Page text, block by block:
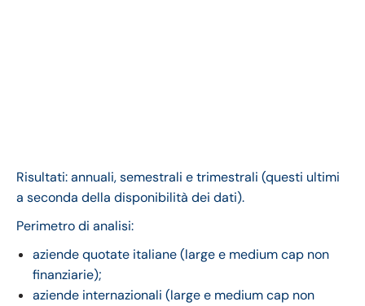
Risultati: annuali, semestrali e trimestrali (questi ultimi
a seconda della disponibilità dei dati).
Perimetro di analisi:
aziende quotate italiane (large e medium cap non
finanziarie);
aziende internazionali (large e medium cap non